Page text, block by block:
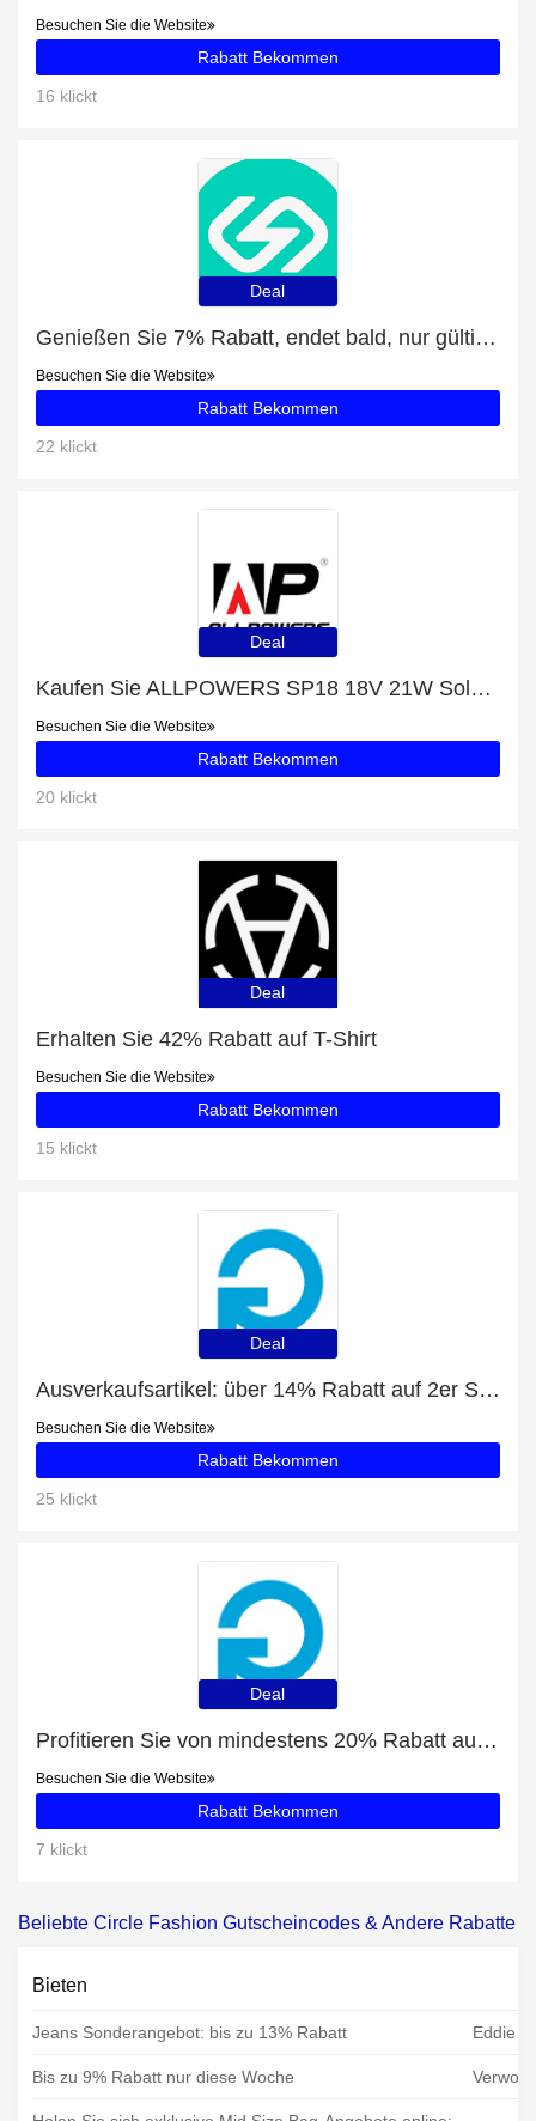
Besuchen Sie die Website
Rabatt Bekommen
16 klickt
Deal
Genießen Sie 7% Rabatt, endet bald, nur gültig für E-MTB
Besuchen Sie die Website
Rabatt Bekommen
22 klickt
Deal
Kaufen Sie ALLPOWERS SP18 18V 21W Solarpanel und erhalten Sie eine Geschenkkarte
Besuchen Sie die Website
Rabatt Bekommen
20 klickt
Deal
Erhalten Sie 42% Rabatt auf T-Shirt
Besuchen Sie die Website
Rabatt Bekommen
15 klickt
Deal
Ausverkaufsartikel: über 14% Rabatt auf 2er Set Braun/Rot geflochtener Korb 40x40x25cm (1 Set)
Besuchen Sie die Website
Rabatt Bekommen
25 klickt
Deal
Profitieren Sie von mindestens 20% Rabatt auf Kniender Goldmönch mit Schale 18x18x32cm
Besuchen Sie die Website
Rabatt Bekommen
7 klickt
Beliebte Circle Fashion Gutscheincodes & Andere Rabatte
Bieten
Jeans Sonderangebot: bis zu 13% Rabatt Eddie
Bis zu 9% Rabatt nur diese Woche